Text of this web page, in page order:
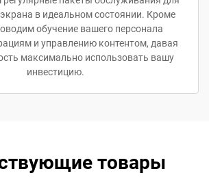
в идеальном состоянии. Кроме
обучение вашего персонала
и управлению контентом, давая
максимально использовать вашу
инвестицию.
товары